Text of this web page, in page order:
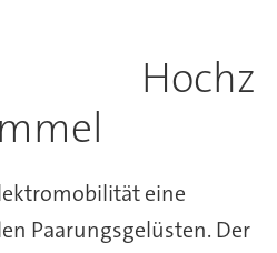
Hochz
eine
Paarungsgelüsten. Der